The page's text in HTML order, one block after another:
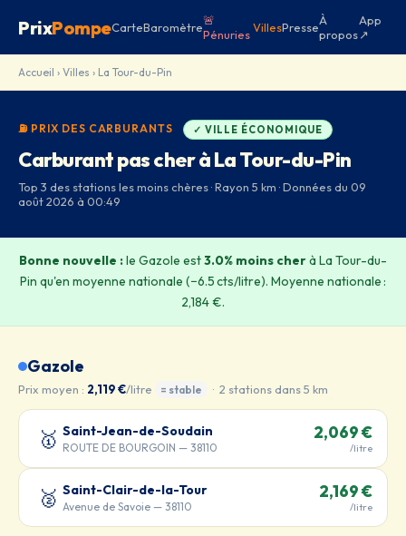
PrixPompeCarteBaromètre🚨
Pénuries VillesPresseÀ
propos
App
↗
Accueil › Villes › La Tour-du-Pin
⛽ PRIX DES CARBURANTS ✓ VILLE ÉCONOMIQUE
Carburant pas cher à La Tour-du-Pin
Top 3 des stations les moins chères · Rayon 5 km · Données du 09
août 2026 à 00:49
Bonne nouvelle :le Gazole est3.0% moins cherà La Tour-du-
Pin qu'en moyenne nationale (−6.5 cts/litre). Moyenne nationale :
2,184 €.
Gazole
Prix moyen : 2,119 €/litre = stable · 2 stations dans 5 km
🥇 Saint-Jean-de-Soudain
ROUTE DE BOURGOIN — 38110
2,069 €
/litre
🥈 Saint-Clair-de-la-Tour
Avenue de Savoie — 38110
2,169 €
/litre